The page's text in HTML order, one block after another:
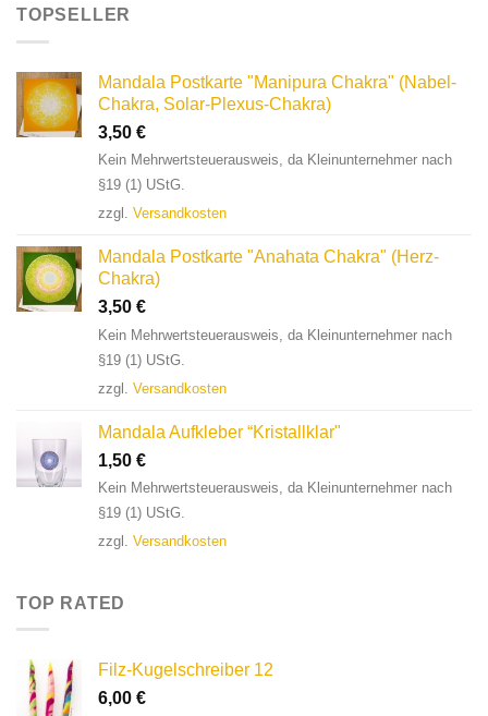
TOPSELLER
Mandala Postkarte "Manipura Chakra" (Nabel-
Chakra, Solar-Plexus-Chakra)
3,50 €
Kein Mehrwertsteuerausweis, da Kleinunternehmer nach
§19 (1) UStG.
zzgl. Versandkosten
Mandala Postkarte "Anahata Chakra" (Herz-
Chakra)
3,50 €
Kein Mehrwertsteuerausweis, da Kleinunternehmer nach
§19 (1) UStG.
zzgl. Versandkosten
Mandala Aufkleber “Kristallklar"
1,50 €
Kein Mehrwertsteuerausweis, da Kleinunternehmer nach
§19 (1) UStG.
zzgl. Versandkosten
TOP RATED
Filz-Kugelschreiber 12
6,00 €